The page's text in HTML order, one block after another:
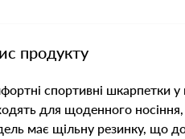
продукту
спортивні шкарпетки
для щоденного
має щільну резинку, що